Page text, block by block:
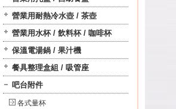
營業用耐熱冷水壺 / 茶壺
營業用水杯 / 飲料杯 / 咖啡杯
保溫電湯鍋 / 果汁機
餐具整理盒組 / 吸管座
吧台附件
各式量杯